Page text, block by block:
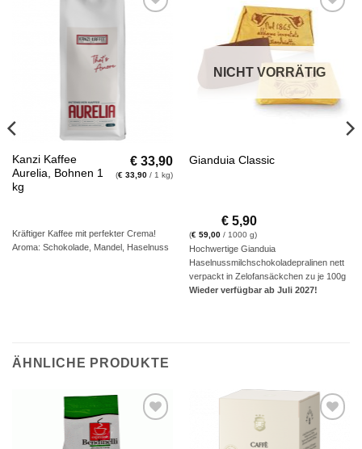
Kanzi Kaffee
Aurelia, Bohnen 1
kg
€ 33,90
(€ 33,90 / 1 kg)
Kräftiger Kaffee mit perfekter Crema!
Aroma: Schokolade, Mandel, Haselnuss
Auf die
Wunschliste
NICHT VORRÄTIG
Gianduia Classic
€5,90
(€ 59,00/ 1000 g)
Hochwertige Gianduia
Haselnussmilchschokoladepralinen nett
verpackt in Zelofansäckchen zu je 100g
Wieder verfügbar ab Juli 2027!
ÄHNLICHE PRODUKTE
Wunschliste
Auf die
Wunschliste